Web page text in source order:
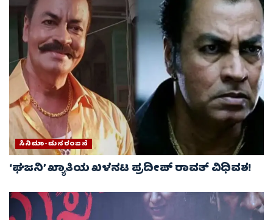
ಸಿನಿಮಾ-ಮನರಂಜನೆ
‘ಘಜನಿ’ ಖ್ಯಾತಿಯ ಖಳನಟ ಪ್ರದೀಪ್ ರಾವತ್ ವಿಧಿವಶ!